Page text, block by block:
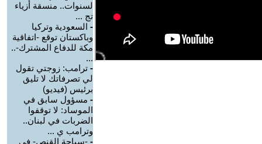
لسنوات.. منسقة أزياء
تج ...
- السعودية وتركيا
وباكستان توقع -اتفاقية
مكة للدفاع المشترك-..
...
- ترامب: زوجتي تقول
لي تصرفاتك لا تليق
برئيس (فيديو)
- مسؤول سابق في
الموساد: لا توقفوا
الضربات في لبنان..
وترامب ي ...
- -سياحة القنص- في